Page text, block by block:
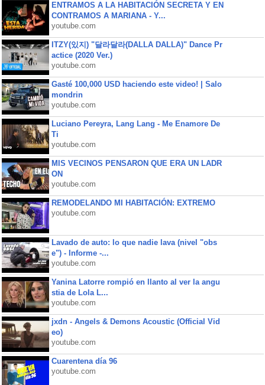
ENTRAMOS A LA HABITACIÓN SECRETA Y EN
CONTRAMOS A MARIANA - Y...
youtube.com
ITZY(있지) "달라달라(DALLA DALLA)" Dance Pr
actice (2020 Ver.)
youtube.com
Gasté 100,000 USD haciendo este video! | Salo
mondrin
youtube.com
Luciano Pereyra, Lang Lang - Me Enamore De
Ti
youtube.com
MIS VECINOS PENSARON QUE ERA UN LADR
ON
youtube.com
REMODELANDO MI HABITACIÓN: EXTREMO
youtube.com
Lavado de auto: lo que nadie lava (nivel "obs
e") - Informe -...
youtube.com
Yanina Latorre rompió en llanto al ver la angu
stia de Lola L...
youtube.com
jxdn - Angels & Demons Acoustic (Official Vid
eo)
youtube.com
Cuarentena día 96
youtube.com